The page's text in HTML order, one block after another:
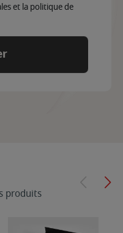
et la politique de
produits